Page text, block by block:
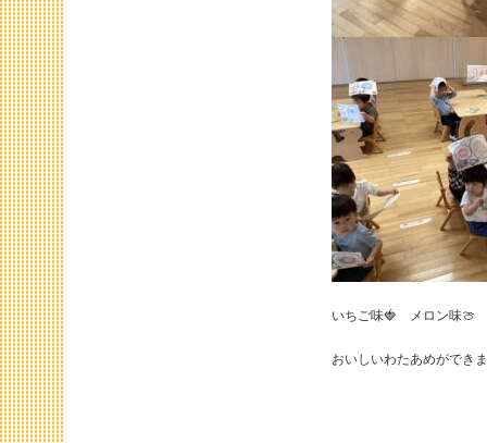
いちご味🍓 メロン味🍈
おいしいわたあめができ